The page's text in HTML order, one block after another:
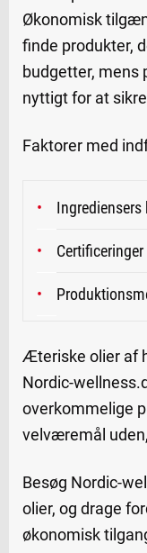
Økonomisk
finde produkter,
budgetter, mens
nyttigt for at
Faktorer med
Æteriske olier af
Nordic-
overkommelige
velværemål
Besøg Nordic-
olier, og drage
økonomisk